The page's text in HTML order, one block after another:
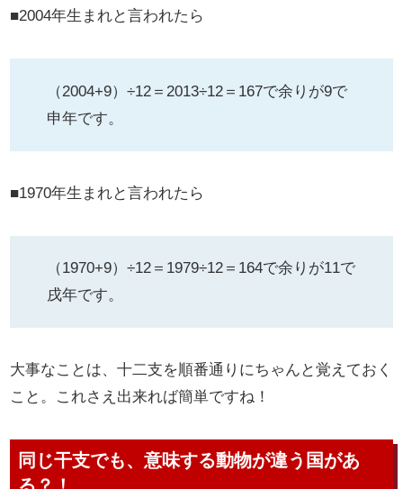
■2004年生まれと言われたら
（2004+9）÷12＝2013÷12＝167で余りが9で
申年です。
■1970年生まれと言われたら
（1970+9）÷12＝1979÷12＝164で余りが11で
戌年です。
大事なことは、十二支を順番通りにちゃんと覚えておく
こと。これさえ出来れば簡単ですね！
同じ干支でも、意味する動物が違う国があ